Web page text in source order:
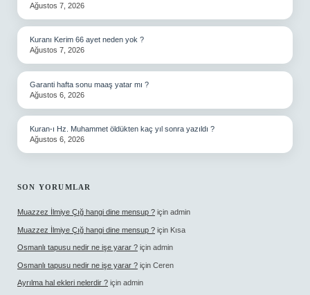
Ağustos 7, 2026
Kuranı Kerim 66 ayet neden yok ?
Ağustos 7, 2026
Garanti hafta sonu maaş yatar mı ?
Ağustos 6, 2026
Kuran-ı Hz. Muhammet öldükten kaç yıl sonra yazıldı ?
Ağustos 6, 2026
SON YORUMLAR
Muazzez İlmiye Çığ hangi dine mensup ? için admin
Muazzez İlmiye Çığ hangi dine mensup ? için Kısa
Osmanlı tapusu nedir ne işe yarar ? için admin
Osmanlı tapusu nedir ne işe yarar ? için Ceren
Ayrılma hal ekleri nelerdir ? için admin